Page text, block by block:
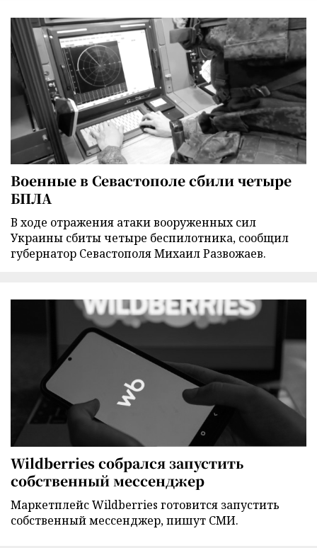
Военные в Севастополе сбили четыре
БПЛА
В ходе отражения атаки вооруженных сил
Украины сбиты четыре беспилотника, сообщил
губернатор Севастополя Михаил Развожаев.
Wildberries собрался запустить
собственный мессенджер
Маркетплейс Wildberries готовится запустить
собственный мессенджер, пишут СМИ.